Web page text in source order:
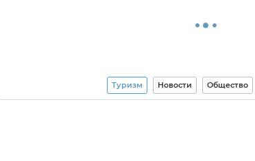
Туризм Новости Общество